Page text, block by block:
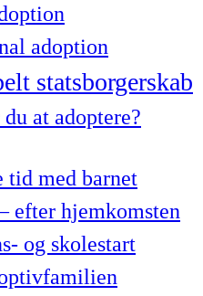
adoption
statsborgerskab
at adoptere?
tid med barnet
efter hjemkomsten
og skolestart